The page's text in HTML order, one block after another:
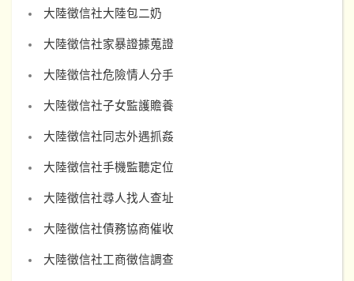
大陸徵信社大陸包二奶
大陸徵信社家暴證據蒐證
大陸徵信社危險情人分手
大陸徵信社子女監護贍養
大陸徵信社同志外遇抓姦
大陸徵信社手機監聽定位
大陸徵信社尋人找人查址
大陸徵信社債務協商催收
大陸徵信社工商徵信調查